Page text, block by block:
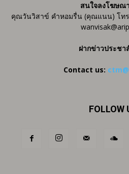
สนใจลงโฆษณ
คุณวันวิสาข์ คำหอมรื่น (คุณแนน) โทร.
ฝากข่าวประช
Contact us:
FOLLOW